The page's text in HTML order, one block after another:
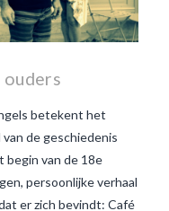
ouders
betekent het
van de geschiedenis
begin van de 18e
persoonlijke verhaal
er zich bevindt: Café